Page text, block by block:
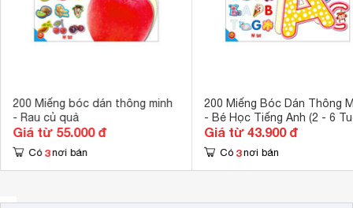
200 Miếng bóc dán thông minh
- Rau củ quả
Giá từ 55.000 đ
Có 3 nơi bán
200 Miếng Bóc Dán Thông
- Bé Học Tiếng Anh (2 - 6
Giá từ 43.900 đ
Có 3 nơi bán